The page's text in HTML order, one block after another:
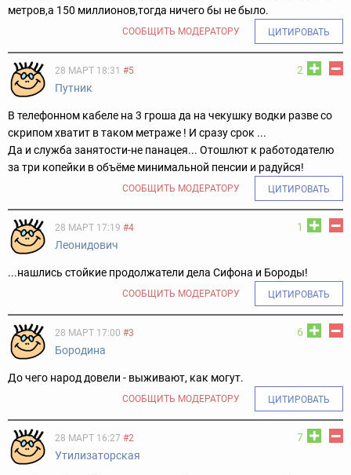
метров,а 150 миллионов,тогда ничего бы не было.
СООБЩИТЬ МОДЕРАТОРУ ЦИТИРОВАТЬ
2
28 МАРТ 18:31 #5
Путник
В телефонном кабеле на 3 гроша да на чекушку водки разве со
скрипом хватит в таком метраже ! И сразу срок ...
Да и служба занятости-не панацея... Отошлют к работодателю
за три копейки в объёме минимальной пенсии и радуйся!
СООБЩИТЬ МОДЕРАТОРУ ЦИТИРОВАТЬ
1
28 МАРТ 17:19 #4
Леонидович
...нашлись стойкие продолжатели дела Сифона и Бороды!
СООБЩИТЬ МОДЕРАТОРУ ЦИТИРОВАТЬ
6
28 МАРТ 17:00 #3
Бородина
До чего народ довели - выживают, как могут.
СООБЩИТЬ МОДЕРАТОРУ ЦИТИРОВАТЬ
7
28 МАРТ 16:27 #2
Утилизаторская